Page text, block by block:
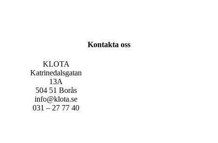
Kontakta oss
KLOTA
Katrinedalsgatan
13A
504 51 Borås
info@klota.se
031 – 27 77 40